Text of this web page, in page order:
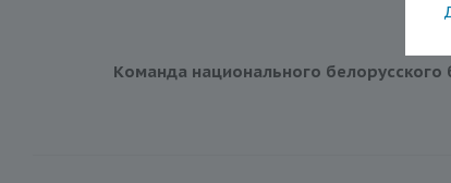
Команда национального